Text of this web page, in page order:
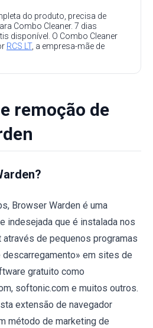
do produto, precisa de
Combo Cleaner. 7 dias
disponível. O Combo Cleaner
RCS LT, a empresa-mãe de
remoção de
Browser Warden é uma
indesejada que é instalada nos
de pequenos programas
em sites de
gratuito como
softonic.com e muitos outros.
extensão de navegador
método de marketing de